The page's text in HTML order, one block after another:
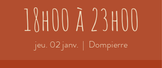
18h00 à 23h00
jeu. 02 janv.
  |
Dompierre